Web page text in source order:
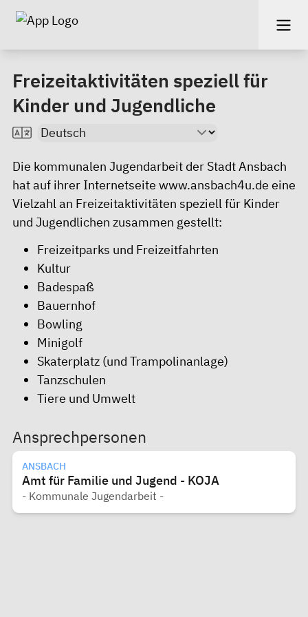
Freizeitaktivitäten speziell für
Kinder und Jugendliche
Die kommunalen Jugendarbeit der Stadt Ansbach
hat auf ihrer Internetseite www.ansbach4u.de eine
Vielzahl an Freizeitaktivitäten speziell für Kinder
und Jugendlichen zusammen gestellt:
Freizeitparks und Freizeitfahrten
Kultur
Badespaß
Bauernhof
Bowling
Minigolf
Skaterplatz (und Trampolinanlage)
Tanzschulen
Tiere und Umwelt
Ansprechpersonen
ANSBACH
Amt für Familie und Jugend - KOJA
- Kommunale Jugendarbeit -